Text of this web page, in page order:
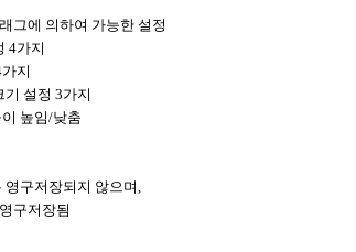
그에 의하여 가능한 설정
4가지
가지
기 설정 3가지
높임/낮춤
영구저장되지 않으며,
영구저장됨